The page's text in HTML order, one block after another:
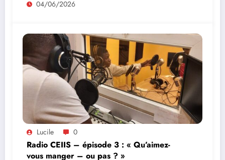
04/06/2026
Lucile 0
Radio CEIIS – épisode 3 : « Qu’aimez-
vous manger – ou pas ? »